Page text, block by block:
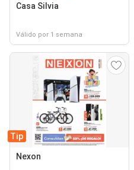
Casa Silvia
Válido por 1 semana
Tip
Nexon